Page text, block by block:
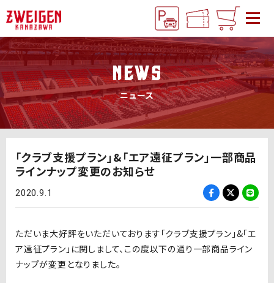
NEWS
ニュース
「クラブ支援プラン」&「エア遠征プラン」一部商品
ラインナップ変更のお知らせ
2020.9.1
ただいま大好評をいただいております「クラブ支援プラン」&「エ
ア遠征プラン」に関しまして、この度以下の通り一部商品ライン
ナップが変更となりました。